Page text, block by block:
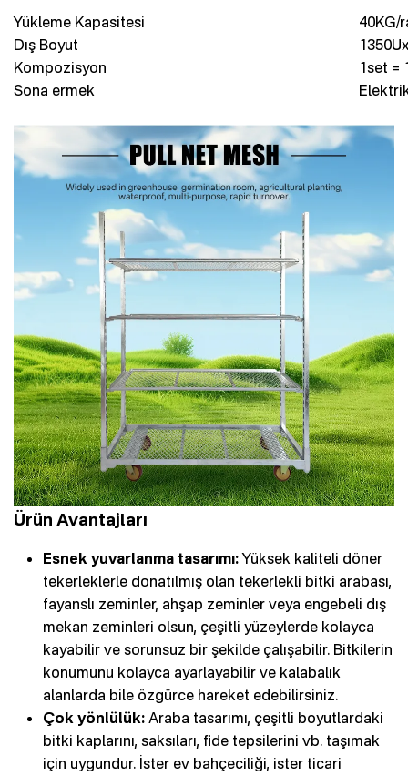
Yükleme Kapasitesi
40KG/
Dış Boyut
Kompozisyon
1set =
Sona ermek
Ürün Avantajları
Esnek yuvarlanma tasarımı:Yüksek kaliteli döner
tekerleklerle donatılmış olan tekerlekli bitki arabası,
fayanslı zeminler, ahşap zeminler veya engebeli dış
mekan zeminleri olsun, çeşitli yüzeylerde kolayca
kayabilir ve sorunsuz bir şekilde çalışabilir. Bitkilerin
konumunu kolayca ayarlayabilir ve kalabalık
alanlarda bile özgürce hareket edebilirsiniz.
Çok yönlülük: Araba tasarımı, çeşitli boyutlardaki
bitki kaplarını, saksıları, fide tepsilerini vb. taşımak
için uygundur. İster ev bahçeciliği, ister ticari